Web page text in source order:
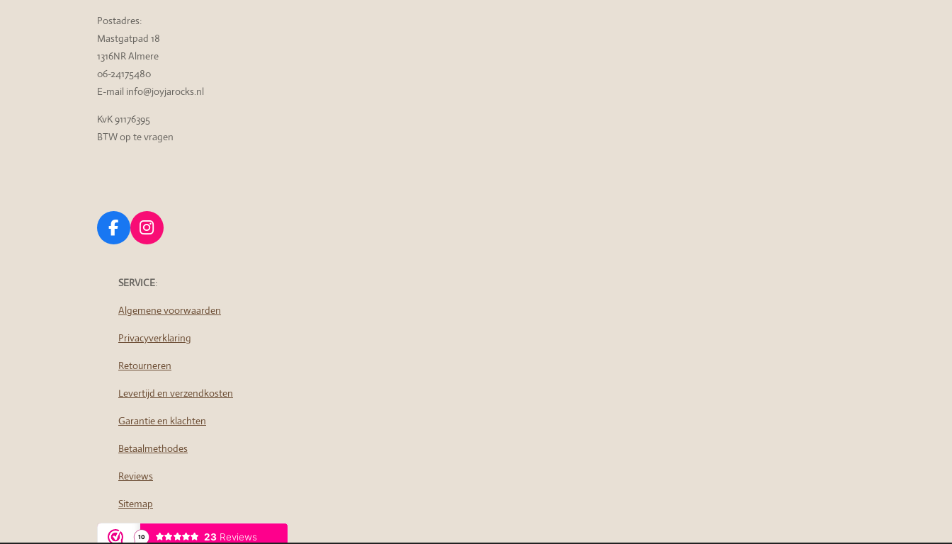
Postadres:
Mastgatpad 18
1316NR Almere
06-24175480
E-mail info@joyjarocks.nl
KvK 91176395
BTW op te vragen
F
a
e
o
k
I
n
t
g
a
SERVICE:
Algemene voorwaarden
Privacyverklaring
Retourneren
Levertijd en verzendkosten
Garantie en klachten
Betaalmethodes
Reviews
Sitemap